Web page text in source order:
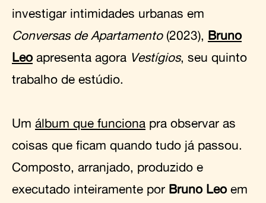
investigar intimidades urbanas em
Conversas de Apartamento(2023), Bruno
Leoapresenta agora Vestígios, seu quinto
trabalho de estúdio.
Um álbum que funciona pra observar as
coisas que ficam quando tudo já passou.
Composto, arranjado, produzido e
executado inteiramente por Bruno Leoem